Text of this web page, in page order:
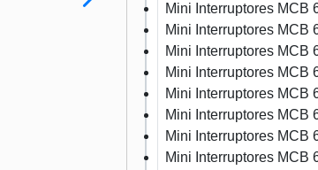
Mini Interruptores MCB
Mini Interruptores MCB
Mini Interruptores MCB
Mini Interruptores MCB
Mini Interruptores MCB
Mini Interruptores MCB
Mini Interruptores MCB
Mini Interruptores MCB